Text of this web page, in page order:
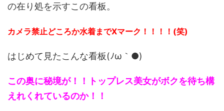
の在り処を示すこの看板。
カメラ禁止どころか水着までXマーク！！！！(笑)
はじめて見たこんな看板(ﾉω｀●)
この奥に秘境が！！トップレス美女がボクを待ち構
えれくれているのか！！